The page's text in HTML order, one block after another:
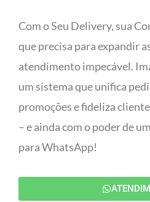
Com o Seu Delivery, sua
que precisa para expandir
atendimento impecável.
um sistema que unifica
promoções e fideliza
– e ainda com o poder de
para WhatsApp!